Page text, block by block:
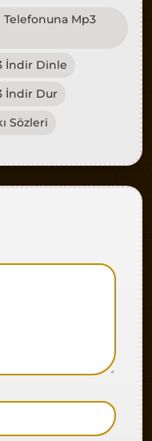
Mp3
İndir Dinle
İndir Dur
Sözleri